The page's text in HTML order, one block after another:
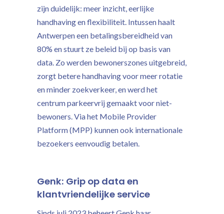
zijn duidelijk: meer inzicht, eerlijke
handhaving en flexibiliteit. Intussen haalt
Antwerpen een betalingsbereidheid van
80% en stuurt ze beleid bij op basis van
data. Zo werden bewonerszones uitgebreid,
zorgt betere handhaving voor meer rotatie
en minder zoekverkeer, en werd het
centrum parkeervrij gemaakt voor niet-
bewoners. Via het Mobile Provider
Platform (MPP) kunnen ook internationale
bezoekers eenvoudig betalen.
Genk: Grip op data en
klantvriendelijke service